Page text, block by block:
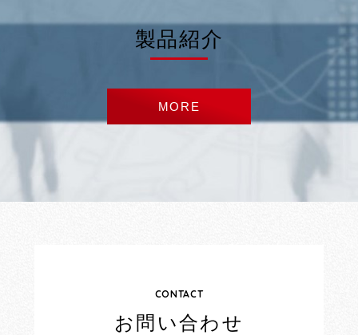
製品紹介
MORE
CONTACT
お問い合わせ